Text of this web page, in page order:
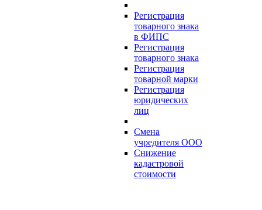
Регистрация
товарного знака
в ФИПС
Регистрация
товарного знака
Регистрация
товарной марки
Регистрация
юридических
лиц
Смена
учредителя ООО
Снижение
кадастровой
стоимости